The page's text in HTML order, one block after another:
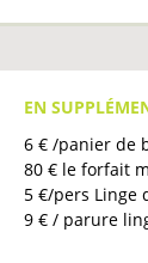
EN
6 € /panier de
80 € le forfait
5
€/pers
9 € / parure